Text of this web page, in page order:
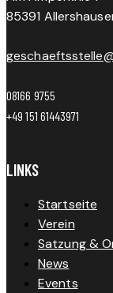
85391
08166 9755
+49 151 61443971
LINKS
Startseite
Verein
Satzung &
News
Events